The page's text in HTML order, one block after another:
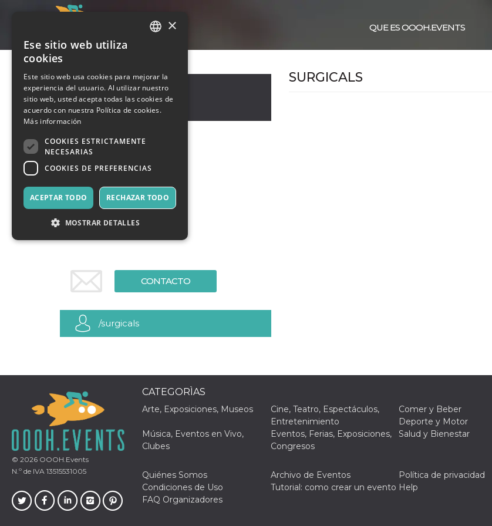
QUE ES OOOH.EVENTS
Dheradun,Dehradun
248001
India
CONTACTO
/surgicals
SURGICALS
© 2026 OOOH.Events
N.º de IVA 13515531005
CATEGORÌAS
Arte, Exposiciones, Museos
Cine, Teatro, Espectáculos,
Entretenimiento
Comer y Beber
Deporte y Motor
Música, Eventos en Vivo,
Clubes
Eventos, Ferias, Exposiciones,
Congresos
Salud y Bienestar
Quiénes Somos Archivo de Eventos Política de privacidad
Condiciones de Uso
Tutorial: como crear un evento Help
FAQ Organizadores
SPANISH
×
Ese sitio web utiliza
cookies
Este sitio web usa cookies para mejorar la
experiencia del usuario. Al utilizar nuestro
sitio web, usted acepta todas las cookies de
acuerdo con nuestra Política de cookies.
Más información
COOKIES ESTRICTAMENTE
NECESARIAS
COOKIES DE PREFERENCIAS
ACEPTAR TODO RECHAZAR TODO
MOSTRAR DETALLES
Cookies de preferencias
la funcionalidad principal del sitio web, como
el inicio de sesión de usuario y la gestión de
cuentas. El sitio web no se puede utilizar
Dominio
cf_clearance
Cloudflare,
.oooh.events
1 año
servicio
tráfico web de
dirección IP del
visitante. Es
esencial para